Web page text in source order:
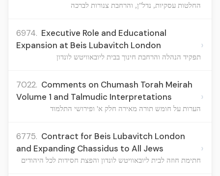
החלטות עסקיות, נדל"ן, והרחבת צנורות לברכה
6974. Executive Role and Educational
Expansion at Beis Lubavitch London
תפקיד הנהלה והרחבת חינוך בבית ליובאוויטש לונדון
›
7022. Comments on Chumash Torah Meirah
Volume 1 and Talmudic Interpretations
הערות על חומש תורה מאירה חלק א' ופירושי התלמוד
›
6775. Contract for Beis Lubavitch London
and Expanding Chassidus to All Jews
חתימת חוזה לבית ליובאוויטש לונדון והפצת חסידות לכל היהודים
›